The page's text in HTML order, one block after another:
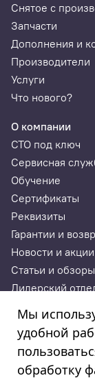
Снятое с
Запчасти
Дополнения и
Производители
Услуги
Что нового?
О компании
СТО под ключ
Сервисная
Обучение
Сертификаты
Реквизиты
Гарантии и
Новости и акции
Статьи и обзоры
Дилерский
ИП Годунова
ИНН
Мы
удобной
обработку